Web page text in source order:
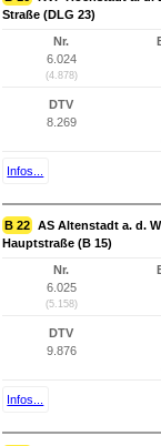
Straße (DLG 23)
Nr.
6.024
(4.878)
DTV
8.269
Infos...
B 22 AS Altenstadt a. d.
Hauptstraße (B 15)
Nr.
6.025
(5.158)
DTV
9.876
Infos...